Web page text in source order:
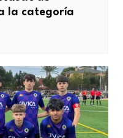
la categoría